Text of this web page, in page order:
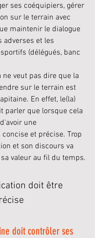
ses coéquipiers, gérer
sur le terrain avec
maintenir le dialogue
adverses et les
(délégués, banc
ne veut pas dire que la
sur le terrain est
En effet, le(la)
parler que lorsque cela
une
et précise. Trop
et son discours va
valeur au fil du temps.
doit être
doit contrôler ses